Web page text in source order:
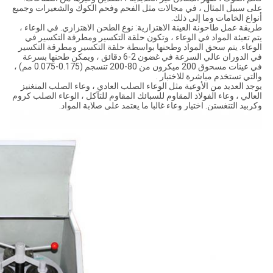
على سبيل المثال ، في مجالات مثل الفحم وفحم الكوك والشعيرات وجميع
أنواع الخامات وما إلى ذلك.
طريقة عمل طاحونة العينة الاهتزازية: نوع الطحن الاهتزازي. في الوعاء ،
يتم تعبئة المواد في الوعاء ، وتكون حلقة التكسير ومطرقة التكسير في
الوعاء. يتم سحق المواد وطحنها بواسطة حلقة التكسير ومطرقة التكسير
في الدوران عالي السرعة في غضون 2-6 دقائق ، ويمكن طحنها بسرعة
في عينات مسحوق 200 ميكرون من 80-200 تنسجم (0.175-0.075 مم) ،
والتي تستخدم مباشرة للاختبار .
يوجد العديد من الأوعية مثل الوعاء الصلب العادي ، وعاء الصلب المنغنيز
العالي ، وعاء الفولاذ المقاوم للسبائك المقاوم للتآكل ، الوعاء الصلب كروم
وكربيد التنغستن. اختيار وعاء غالبا ما يعتمد على صلابة المواد.